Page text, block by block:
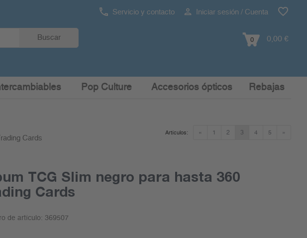
Servicio y contacto Iniciar sesión / Cuenta
Buscar 0 0,00 €
Pop Culture Accesorios ópticos Rebajas
Cards
« 1 2 3 4 5 »
Artículos:
TCG Slim negro para hasta 360
Cards
de artículo: 369507